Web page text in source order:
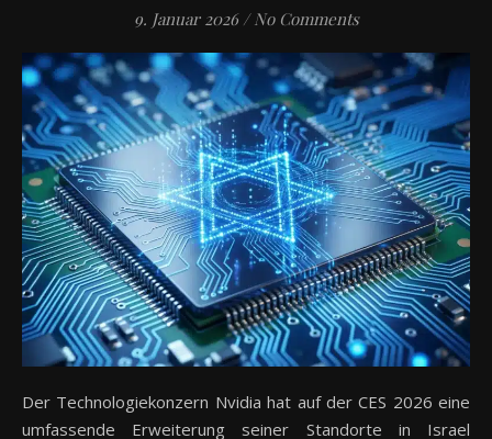
9. Januar 2026 / No Comments
Der Technologiekonzern Nvidia hat auf der CES 2026 eine
umfassende Erweiterung seiner Standorte in Israel